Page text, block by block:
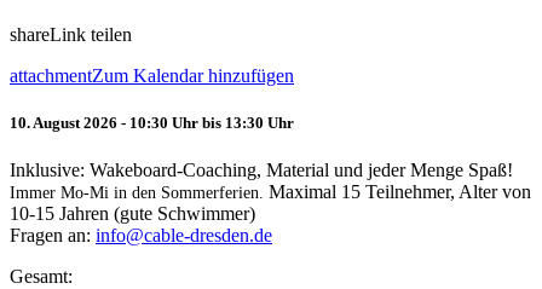
shareLink teilen
attachmentZum Kalendar hinzufügen
10. August 2026 - 10:30 Uhr bis 13:30 Uhr
Inklusive: Wakeboard-Coaching, Material und jeder Menge Spaß!
Immer Mo-Mi in den Sommerferien. Maximal 15 Teilnehmer, Alter von
10-15 Jahren (gute Schwimmer)
Fragen an: info@cable-dresden.de
Gesamt: